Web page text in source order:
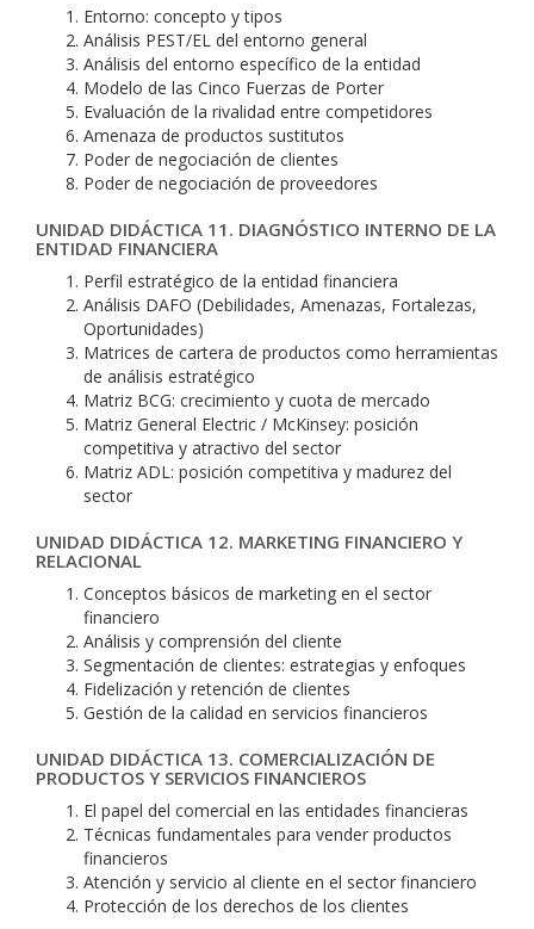
Entorno: concepto y tipos
Análisis PEST/EL del entorno general
Análisis del entorno específico de la entidad
Modelo de las Cinco Fuerzas de Porter
Evaluación de la rivalidad entre competidores
Amenaza de productos sustitutos
Poder de negociación de clientes
Poder de negociación de proveedores
UNIDAD DIDÁCTICA 11. DIAGNÓSTICO INTERNO DE LA
ENTIDAD FINANCIERA
Perfil estratégico de la entidad financiera
Análisis DAFO (Debilidades, Amenazas, Fortalezas,
Oportunidades)
Matrices de cartera de productos como herramientas
de análisis estratégico
Matriz BCG: crecimiento y cuota de mercado
Matriz General Electric / McKinsey: posición
competitiva y atractivo del sector
Matriz ADL: posición competitiva y madurez del
sector
UNIDAD DIDÁCTICA 12. MARKETING FINANCIERO Y
RELACIONAL
Conceptos básicos de marketing en el sector
financiero
Análisis y comprensión del cliente
Segmentación de clientes: estrategias y enfoques
Fidelización y retención de clientes
Gestión de la calidad en servicios financieros
UNIDAD DIDÁCTICA 13. COMERCIALIZACIÓN DE
PRODUCTOS Y SERVICIOS FINANCIEROS
El papel del comercial en las entidades financieras
Técnicas fundamentales para vender productos
financieros
Atención y servicio al cliente en el sector financiero
Protección de los derechos de los clientes